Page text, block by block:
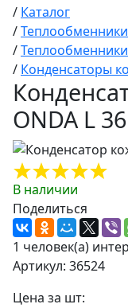
/ Каталог
/Теплообменники
/
/ Конденсаторы
ONDA L
В наличии
Поделиться
1 человек(а)
Артикул: 36524
Цена за шт: